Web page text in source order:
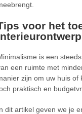
voor het
is een
een ruimte met
zijn om uw huis of
praktisch en
dit artikel geven we je